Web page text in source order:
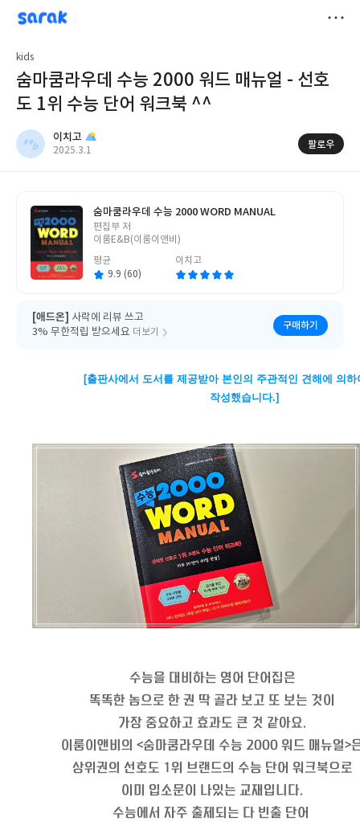
sarak
이치고
kids
숨마쿰라우데 수능 2000 워드 매뉴얼 - 선호
도 1위 수능 단어 워크북 ^^
이치고
작
2025.3.1
팔로우
숨마쿰라우데 수능 2000 WORD MANUAL
글
쓴
편집부 저
이룸E&B(이룸이앤비)
평균
9.9 (60)
이치고
[애드온] 사락에 리뷰 쓰고
3% 무한적립 받으세요 더보기
구매하기
[출판사에서 도서를 제공받아 본인의 주관적인 견해에 의
작성했습니다.]
수능을 대비하는 영어 단어집은
똑똑한 놈으로 한 권 딱 골라 보고 또 보는 것이
가장 중요하고 효과도 큰 것 같아요.
이룸이앤비의 <숨마쿰라우데 수능 2000 워드 매뉴얼>
상위권의 선호도 1위 브랜드의 수능 단어 워크북으로
이미 입소문이 나있는 교재입니다.
수능에서 자주 출제되는 다 빈출 단어